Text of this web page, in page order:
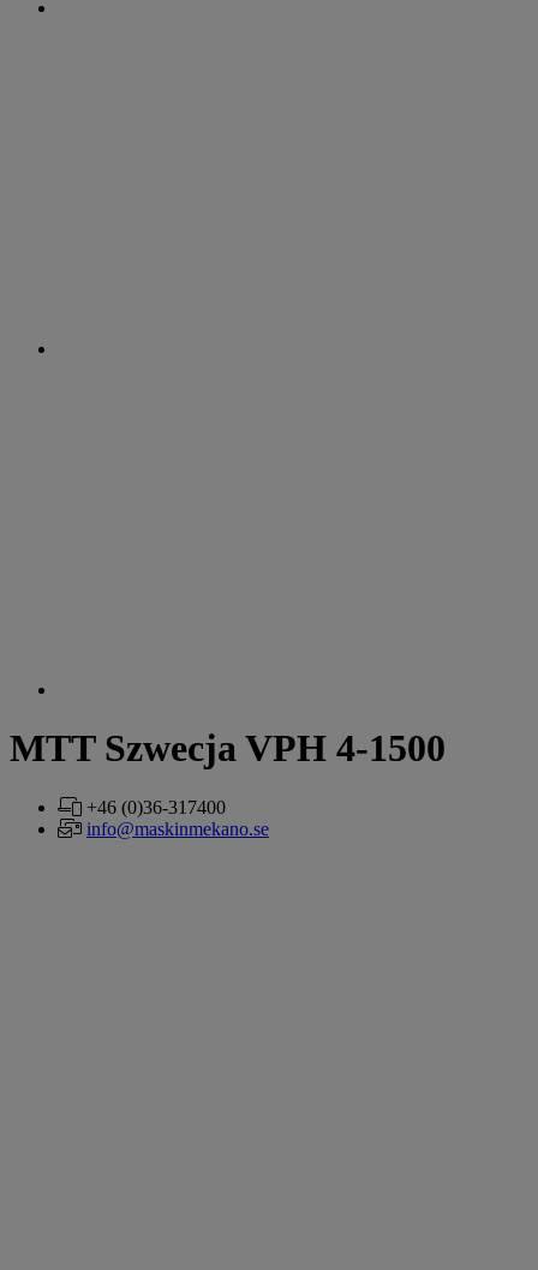
MTT Szwecja VPH 4-1500
+46 (0)36-317400
info@maskinmekano.se